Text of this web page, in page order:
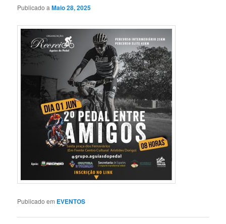
Publicado aMaio 28, 2025
Publicado em EVENTOS